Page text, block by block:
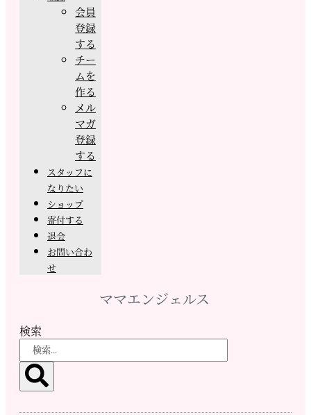
会員
登録
する
チー
ムを
作る
メル
マガ
登録
する
スタッフに
なりたい
ショップ
寄付する
退会
お問い合わ
せ
ママエンジェルス
検索